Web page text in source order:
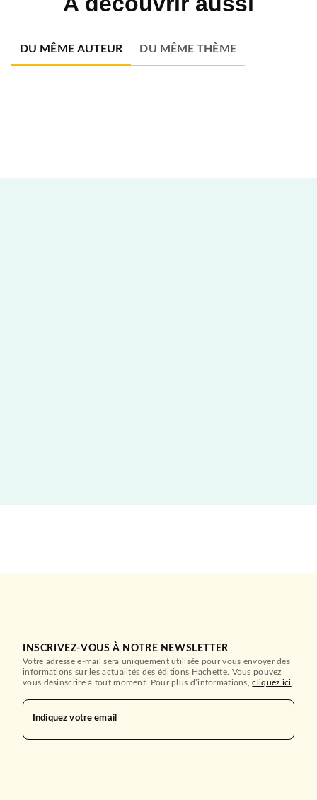
DU MÊME AUTEUR DU MÊME THÈME
INSCRIVEZ-VOUS À NOTRE NEWSLETTER
Votre adresse e-mail sera uniquement utilisée pour vous envoyer des
informations sur les actualités des éditions Hachette. Vous pouvez
vous désinscrire à tout moment. Pour plus d’informations,cliquez ici
Indiquez votre email